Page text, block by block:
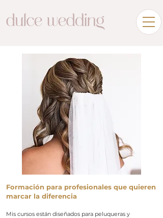
Formación para profesionales que quieren
marcar la diferencia
Mis cursos están diseñados para peluqueras y